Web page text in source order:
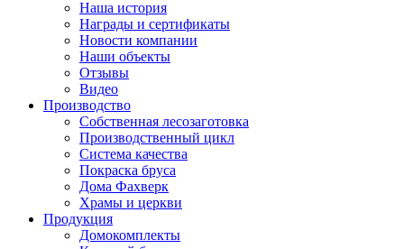
Наша история
Награды и сертификаты
Новости компании
Наши объекты
Отзывы
Видео
Производство
Собственная лесозаготовка
Производственный цикл
Система качества
Покраска бруса
Дома Фахверк
Храмы и церкви
Продукция
Домокомплекты